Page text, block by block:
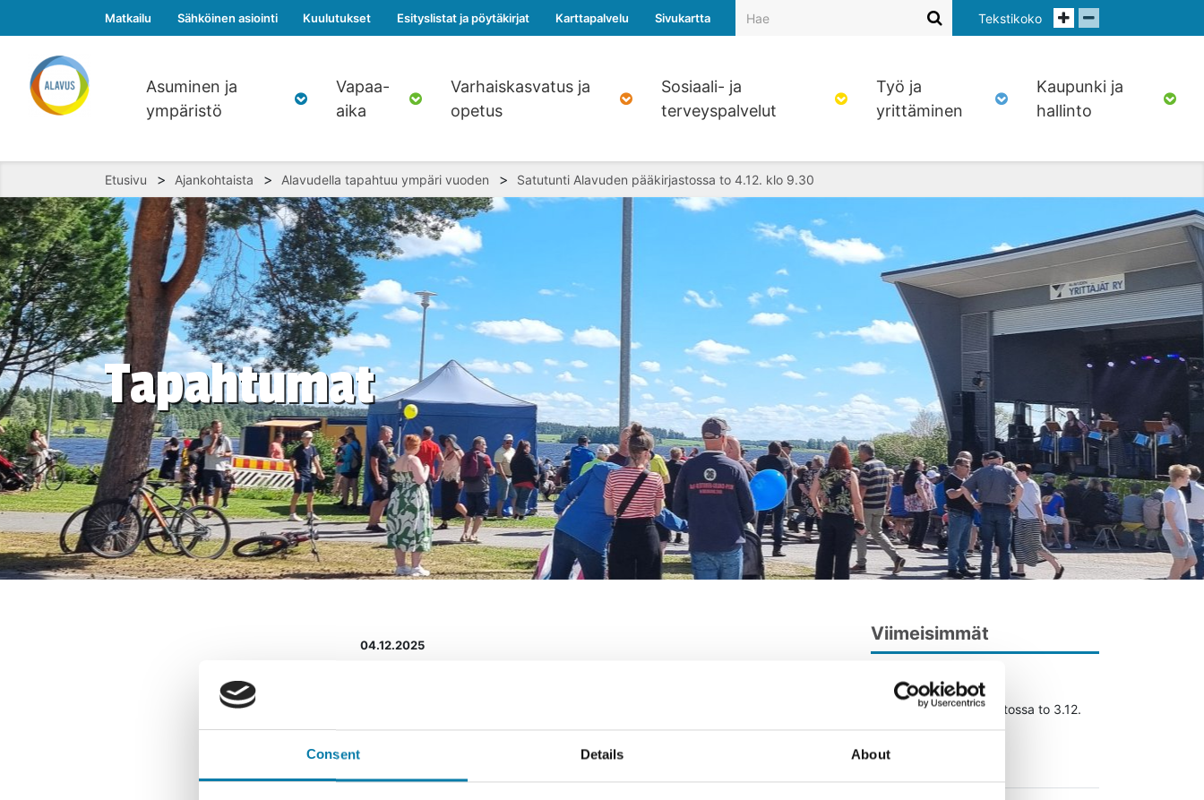
Consent Details About
Matkailu Sähköinen asiointi Kuulutukset Esityslistat ja pöytäkirjat Karttapalvelu Sivukartta Tekstikoko
Asuminen ja
ympäristö
Vapaa-
aika
Varhaiskasvatus ja
opetus
Sosiaali- ja
terveyspalvelut
Työ ja
yrittäminen
Kaupunki ja
hallinto
Etusivu > Ajankohtaista > Alavudella tapahtuu ympäri vuoden > Satutunti Alavuden pääkirjastossa to 4.12. klo 9.30
Tapahtumat
04.12.2025
Vapaa pääsy! Tervetuloa!
Viimeisimmät
Satutunti Töysän kirjastossa to 3.12.
klo 9.30
Lue lisää